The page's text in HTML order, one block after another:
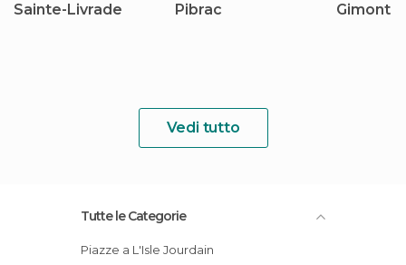
Sainte-Livrade Pibrac Gimont
Vedi tutto
Tutte le Categorie
Piazze a L'Isle Jourdain